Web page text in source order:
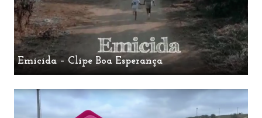
Emicida – Clipe Boa Esperança